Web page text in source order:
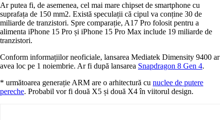
Ar putea fi, de asemenea, cel mai mare chipset de smartphone cu
suprafața de 150 mm2. Există speculații că cipul va conține 30 de
miliarde de tranzistori. Spre comparație, A17 Pro folosit pentru a
alimenta iPhone 15 Pro și iPhone 15 Pro Max include 19 miliarde de
tranzistori.
Conform informațiilor neoficiale, lansarea Mediatek Dimensity 9400 ar
avea loc pe 1 noiembrie. Ar fi după lansarea Snapdragon 8 Gen 4.
* următoarea generație ARM are o arhitectură cu nuclee de putere
pereche. Probabil vor fi două X5 și două X4 în viitorul design.